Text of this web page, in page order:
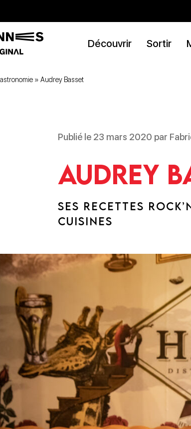
Découvrir Sortir
» Audrey Basset
Publié le 23 mars 2020 par
Audrey
SES RECETTES
CUISINES